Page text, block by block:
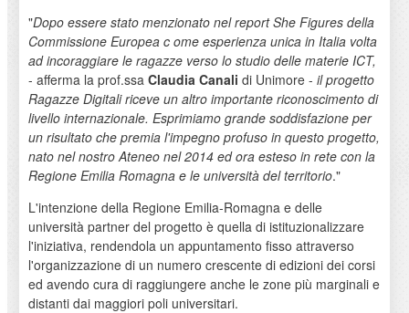
"Dopo essere stato menzionato nel report She Figures della
Commissione Europea c ome esperienza unica in Italia volta
ad incoraggiare le ragazze verso lo studio delle materie ICT,
- afferma la prof.ssa Claudia Canali di Unimore - il progetto
Ragazze Digitali riceve un altro importante riconoscimento di
livello internazionale. Esprimiamo grande soddisfazione per
un risultato che premia l'impegno profuso in questo progetto,
nato nel nostro Ateneo nel 2014 ed ora esteso in rete con la
Regione Emilia Romagna e le università del territorio."
L'intenzione della Regione Emilia-Romagna e delle
università partner del progetto è quella di istituzionalizzare
l'iniziativa, rendendola un appuntamento fisso attraverso
l'organizzazione di un numero crescente di edizioni dei corsi
ed avendo cura di raggiungere anche le zone più marginali e
distanti dai maggiori poli universitari.